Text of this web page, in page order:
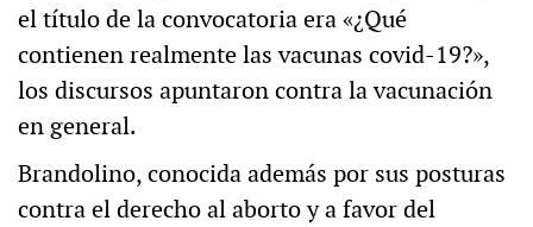
el título de la convocatoria era «¿Qué
contienen realmente las vacunas covid-19?»,
los discursos apuntaron contra la vacunación
en general.
Brandolino, conocida además por sus posturas
contra el derecho al aborto y a favor del